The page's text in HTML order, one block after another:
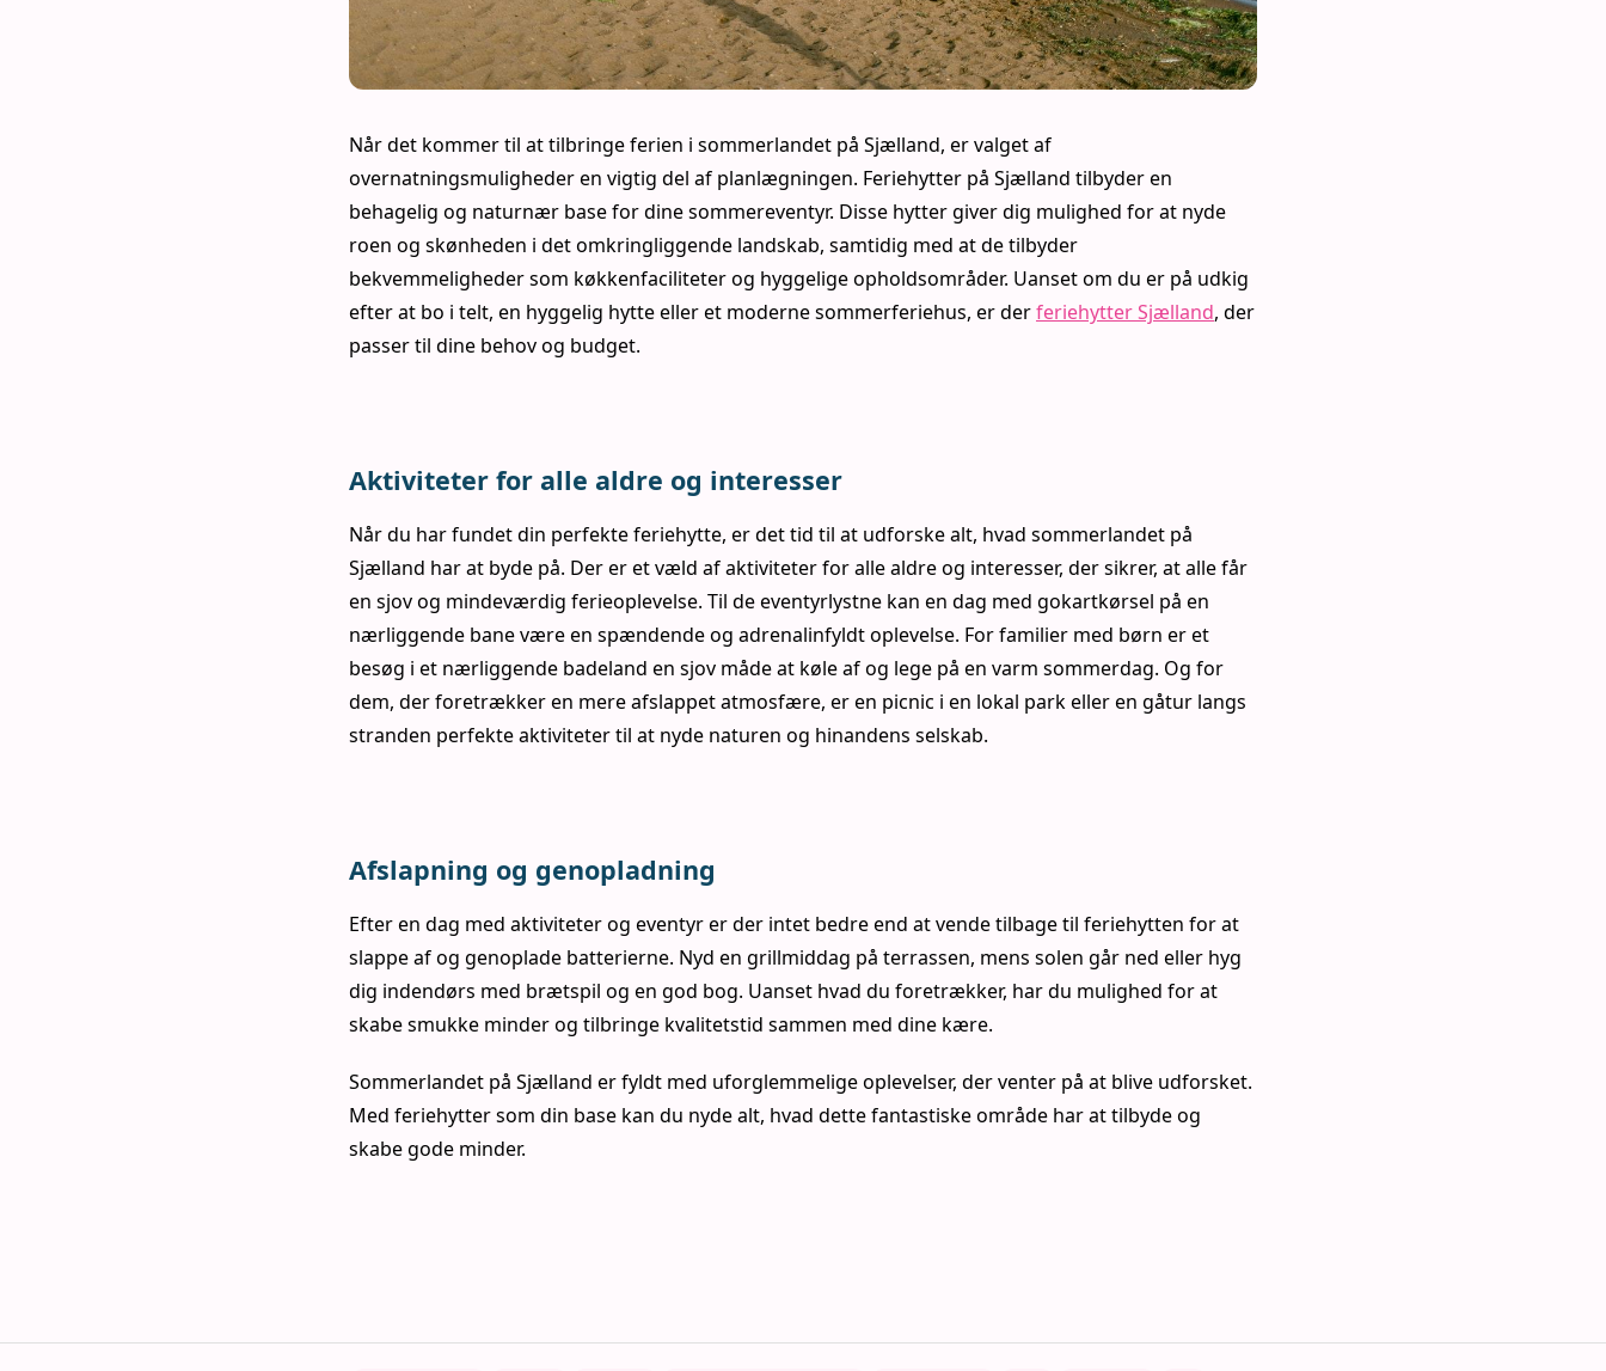
Når det kommer til at tilbringe ferien i sommerlandet på Sjælland, er valget af
overnatningsmuligheder en vigtig del af planlægningen. Feriehytter på Sjælland tilbyder en
behagelig og naturnær base for dine sommereventyr. Disse hytter giver dig mulighed for at nyde
roen og skønheden i det omkringliggende landskab, samtidig med at de tilbyder
bekvemmeligheder som køkkenfaciliteter og hyggelige opholdsområder. Uanset om du er på udkig
efter at bo i telt, en hyggelig hytte eller et moderne sommerferiehus, er derferiehytter Sjælland, der
passer til dine behov og budget.
Aktiviteter for alle aldre og interesser
Når du har fundet din perfekte feriehytte, er det tid til at udforske alt, hvad sommerlandet på
Sjælland har at byde på. Der er et væld af aktiviteter for alle aldre og interesser, der sikrer, at alle får
en sjov og mindeværdig ferieoplevelse. Til de eventyrlystne kan en dag med gokartkørsel på en
nærliggende bane være en spændende og adrenalinfyldt oplevelse. For familier med børn er et
besøg i et nærliggende badeland en sjov måde at køle af og lege på en varm sommerdag. Og for
dem, der foretrækker en mere afslappet atmosfære, er en picnic i en lokal park eller en gåtur langs
stranden perfekte aktiviteter til at nyde naturen og hinandens selskab.
Afslapning og genopladning
Efter en dag med aktiviteter og eventyr er der intet bedre end at vende tilbage til feriehytten for at
slappe af og genoplade batterierne. Nyd en grillmiddag på terrassen, mens solen går ned eller hyg
dig indendørs med brætspil og en god bog. Uanset hvad du foretrækker, har du mulighed for at
skabe smukke minder og tilbringe kvalitetstid sammen med dine kære.
Sommerlandet på Sjælland er fyldt med uforglemmelige oplevelser, der venter på at blive udforsket.
Med feriehytter som din base kan du nyde alt, hvad dette fantastiske område har at tilbyde og
skabe gode minder.